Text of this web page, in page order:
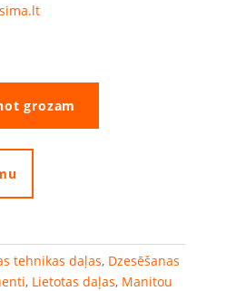
grozam
tehnikas daļas, Dzesēšanas
, Lietotas daļas, Manitou